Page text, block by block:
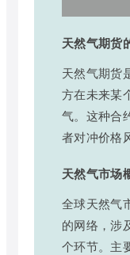
天然气期货
天然气期货
方在未来某
气。这种合
者对冲价格
天然气市场
全球天然气
的网络，涉
个环节。主